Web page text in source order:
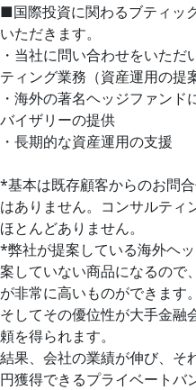
■国際投資に関わるブティッ
いただきます。
・当社に問い合わせをいた
ティング業務（資産運用の提
・海外の著名ヘッジファン
バイザリーの提供
・長期的な資産運用の支援
*基本は既存顧客からのお問
はありません。コンサルティ
ほとんどありません。
*弊社が提案している海外ヘ
案していない商品になるので
が非常に高いものができます。
そしてその優位性が大手金融
頼を得られます。
結果、会社の業績が伸び、そ
円獲得できるプライベートバ